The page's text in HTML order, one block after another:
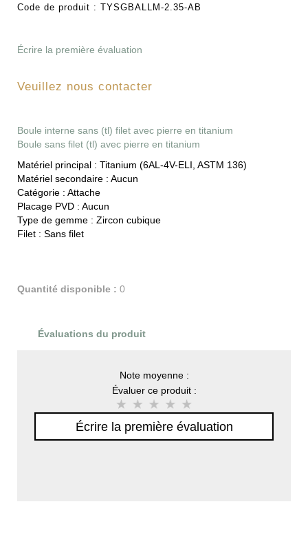
Code de produit : TYSGBALLM-2.35-AB
Écrire la première évaluation
Veuillez nous contacter
Boule interne sans (tl) filet avec pierre en titanium
Boule sans filet (tl) avec pierre en titanium
Matériel principal : Titanium (6AL-4V-ELI, ASTM 136)
Matériel secondaire : Aucun
Catégorie : Attache
Placage PVD : Aucun
Type de gemme : Zircon cubique
Filet : Sans filet
Quantité disponible : 0
Évaluations du produit
Note moyenne :
Évaluer ce produit :
Écrire la première évaluation